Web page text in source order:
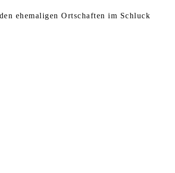
ehemaligen Ortschaften im Schluck